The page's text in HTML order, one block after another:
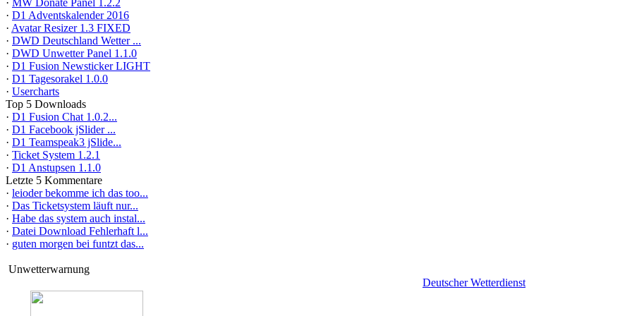
· MW Donate Panel 1.2.2
· D1 Adventskalender 2016
· Avatar Resizer 1.3 FIXED
· DWD Deutschland Wetter ...
· DWD Unwetter Panel 1.1.0
· D1 Fusion Newsticker LIGHT
· D1 Tagesorakel 1.0.0
· Usercharts
Top 5 Downloads
· D1 Fusion Chat 1.0.2...
· D1 Facebook jSlider ...
· D1 Teamspeak3 jSlide...
· Ticket System 1.2.1
· D1 Anstupsen 1.1.0
Letzte 5 Kommentare
· leioder bekomme ich das too...
· Das Ticketsystem läuft nur...
· Habe das system auch instal...
· Datei Download Fehlerhaft l...
· guten morgen bei funtzt das...
Unwetterwarnung
Deutscher Wetterdienst